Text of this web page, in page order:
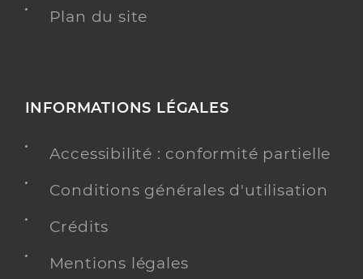
Plan du site
INFORMATIONS LÉGALES
Accessibilité : conformité partielle
Conditions générales d'utilisation
Crédits
Mentions légales